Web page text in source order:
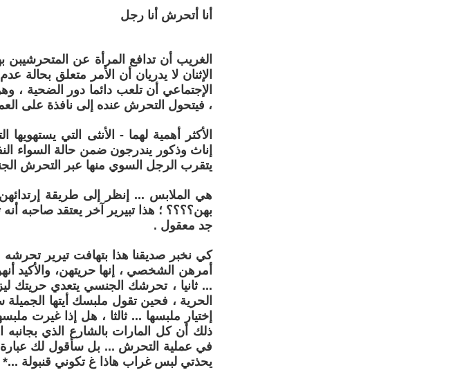
أنا أتحرش أنا رجل
الغريب أن تدافع المرأة عن المتحرشيبن
الإثنان لا يدريان أن الأمر متعلق بحالة
الإجتماعي أن تلعب دائما دور الضحية ،
، فيتحول التحرش عنده إلى نافذة على
الأكثر أهمية لهما - الأنثى التي
إناث وذكور يندرجون ضمن حالة السواء
يتقرب الرجل السوي منها عبر التحرش
هي الملابس ... إنظر إلى طريقة
بهن؟؟؟؟ ؛ هذا تبيرير آخر يعتقد صاحبه
جد معقول .
كي نخبر صديقنا هذا بتهافت تيرير تحرشه
أمرهن الشخصي ، إنها حريتهن، والأكيد
... ثانيا ، تحرشك الجنسي يتعدي حريتك
الحرية ، فحين تقول ملبسك أيتها
إختيار ملبسها ... ثالثا ، هل إذا غيرت
ذلك أن كل المارات بالشارع الذي
في عملية التحرش ... بل سأقول لك عبارة
يحذتي لبس غراب هاذا غ تكوني قنبولة ...*